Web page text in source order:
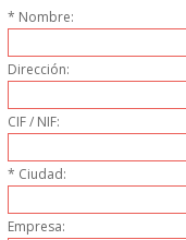
SERVICIO TECNICO
* Nombre:
Dirección:
CIF / NIF:
* Ciudad:
Empresa: